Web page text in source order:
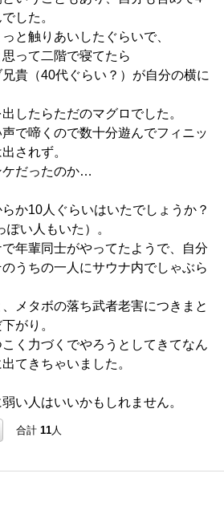
でした。
と触りあいしたぐらいで、
って二階で寝てたら
貴（40代ぐらい？）が自分の横に
出したらただのマグロでした。
で啼くので数十分遊んでフィニッ
されず。
ケだったのか…
か10人ぐらいはいたでしょうか？
い人もいた）。
年輩同士がやってたようで、自分
うちの一人にサウナ内でしゃぶら
メタボの落ち武者老害につきまと
がり。
く力づくでやろうとしてきてなん
てきちゃいました。
い人はいいかもしれません。
合計 11人